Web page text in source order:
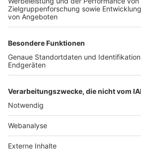
TOP-PARTNER
Nutzungsbedingungen Datenschutz